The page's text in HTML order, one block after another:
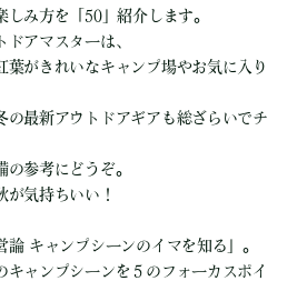
み方を「50」紹介します。
アマスターは、
葉がきれいなキャンプ場やお気に入り
の最新アウトドアギアも総ざらいでチ
参考にどうぞ。
が気持ちいい！
キャンプシーンのイマを知る」。
キャンプシーンを５のフォーカスポイ